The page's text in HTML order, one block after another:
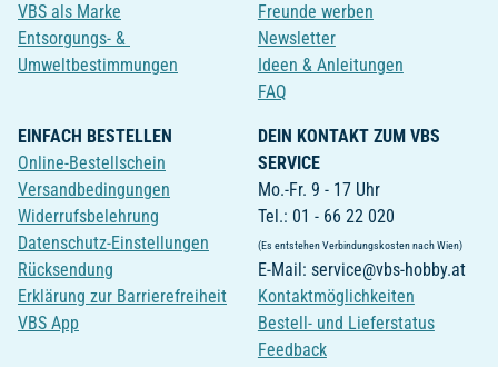
VBS als Marke
Entsorgungs- &
Umweltbestimmungen
Freunde werben
Newsletter
Ideen & Anleitungen
FAQ
EINFACH BESTELLEN
Online-Bestellschein
Versandbedingungen
Widerrufsbelehrung
Datenschutz-Einstellungen
Rücksendung
Erklärung zur Barrierefreiheit
VBS App
DEIN KONTAKT ZUM VBS
SERVICE
Mo.-Fr. 9 - 17 Uhr
Tel.: 01 - 66 22 020
(Es entstehen Verbindungskosten nach Wien)
E-Mail: service@vbs-hobby.at
Kontaktmöglichkeiten
Bestell- und Lieferstatus
Feedback